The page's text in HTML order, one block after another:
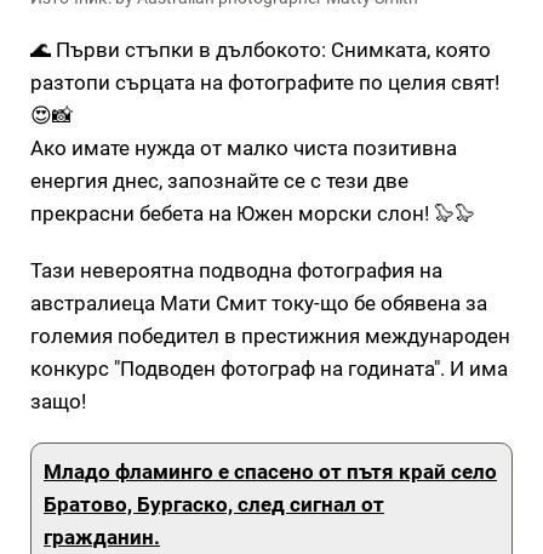
🌊 Първи стъпки в дълбокото: Снимката, която
разтопи сърцата на фотографите по целия свят!
😍📸
Ако имате нужда от малко чиста позитивна
енергия днес, запознайте се с тези две
прекрасни бебета на Южен морски слон! 🦭🦭
Тази невероятна подводна фотография на
австралиеца Мати Смит току-що бе обявена за
големия победител в престижния международен
конкурс "Подводен фотограф на годината". И има
защо!
Младо фламинго е спасено от пътя край село
Братово, Бургаско, след сигнал от
гражданин.